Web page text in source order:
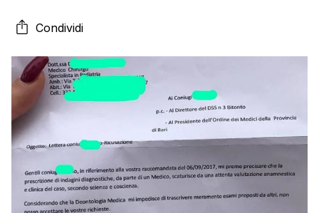
del distretto Asl di Bitonto riceve la missiva della
collega, per conoscenza: «Ha ragione lei»
Condividi